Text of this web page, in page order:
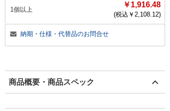
1個以上
￥1,916.48
(税込￥ 2,108.12)
納期・仕様・代替品のお問合せ
商品概要・商品スペック